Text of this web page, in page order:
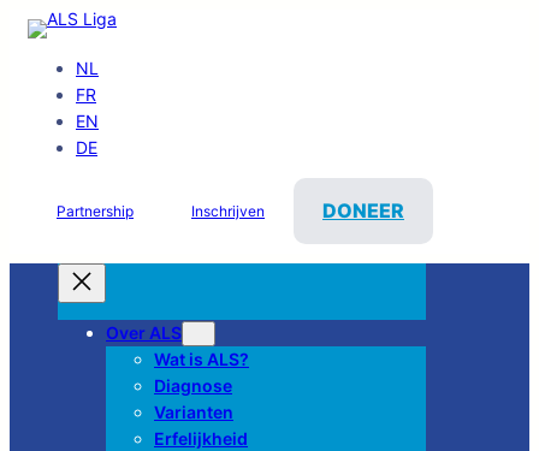
NL
FR
EN
DE
Partnership Inschrijven DONEER
Over ALS
Wat is ALS?
Diagnose
Varianten
Erfelijkheid